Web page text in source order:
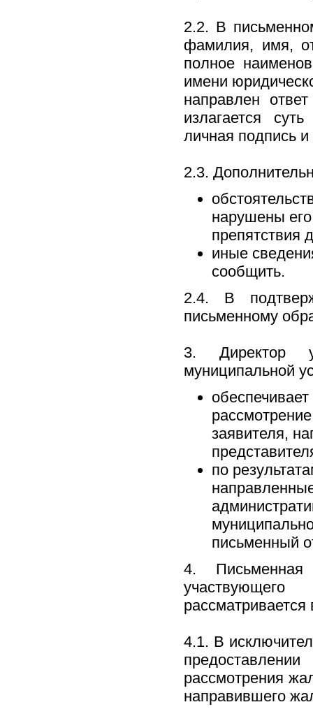
2.2. В
фамилия, имя,
полное
имени
направлен
излагается
личная подпись и
2.3.
нарушены
препятствия
иные
сообщить.
2.4. В
письменному
3. Директор
муниципальной
заявителя,
по
письменный
4. Письменная
4.1. В
рассмотрения
направившего